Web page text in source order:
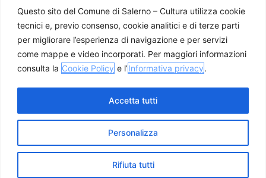
Questo sito del Comune di Salerno – Cultura utilizza cookie
tecnici e, previo consenso, cookie analitici e di terze parti
per migliorare l’esperienza di navigazione e per servizi
come mappe e video incorporati. Per maggiori informazioni
consulta la Cookie Policy e l’Informativa privacy.
Personalizza
Rifiuta tutti
Accetta tutti
Personaggi
Enogastronomia
Mobilità a Salerno
Luoghi nei Dintorni
Link utili
© 2026 Comune di Salerno – Tutti i diritti riservati
Privacy PolicyCookie Policy